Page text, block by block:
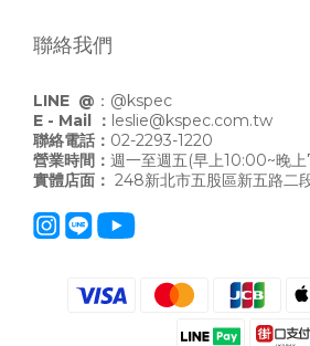
聯絡我們
LINE @ ： @kspec
E - Mail ： leslie@kspec.com.tw
聯絡電話： 02-2293-1220
營業時間： 週一至週五(早上10:00~晚
實體店面： 248新北市五股區新五路二